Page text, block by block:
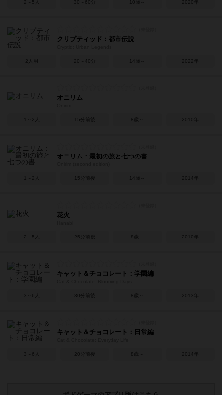
2～5人 30～60分 10歳～ 2020年
クリプティッド：都市伝説
2人用 20～40分 14歳～ 2022年
オニリム
1～2人 15分前後 8歳～ 2010年
オニリム：最初の旅と七つの書
1～2人 15分前後 14歳～ 2014年
花火
2～5人 25分前後 8歳～ 2010年
キャット＆チョコレート：学園編
3～6人 30分前後 8歳～ 2013年
キャット＆チョコレート：日常編
3～6人 20分前後 8歳～ 2014年